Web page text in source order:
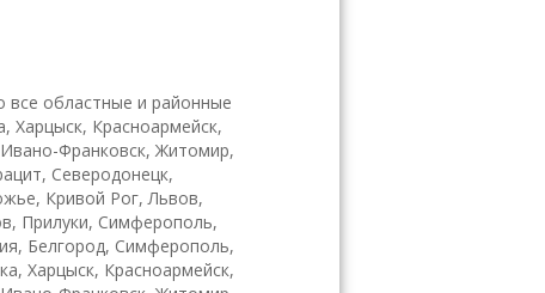
областные и районные
Харцыск, Красноармейск,
Франковск, Житомир,
Северодонецк,
Кривой Рог, Львов,
Прилуки, Симферополь,
Белгород, Симферополь,
Харцыск, Красноармейск,